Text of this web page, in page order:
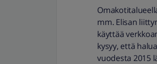
mm. Elisan
käyttää
kysyy, että
vuodesta 2015